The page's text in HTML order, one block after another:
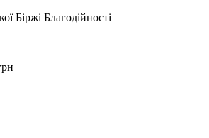
Біржі Благодійності